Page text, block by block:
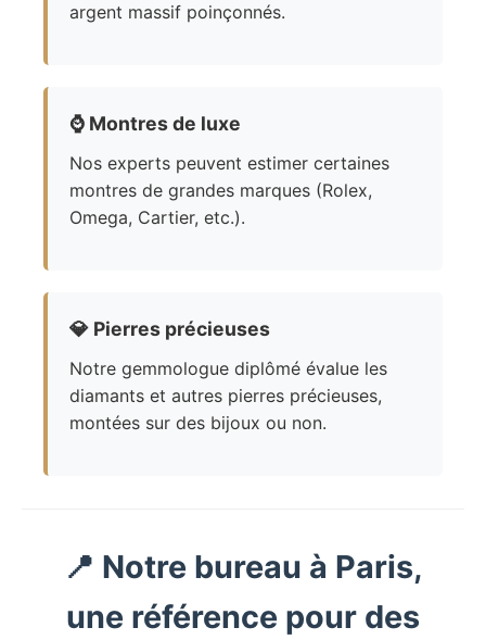
argent massif poinçonnés.
⌚ Montres de luxe
Nos experts peuvent estimer certaines
montres de grandes marques (Rolex,
Omega, Cartier, etc.).
💎 Pierres précieuses
Notre gemmologue diplômé évalue les
diamants et autres pierres précieuses,
montées sur des bijoux ou non.
📍 Notre bureau à Paris,
une référence pour des